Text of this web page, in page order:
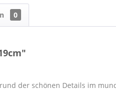
0
der schönen Details im